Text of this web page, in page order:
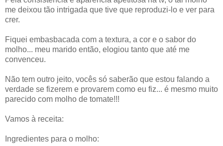
me deixou tão intrigada que tive que reproduzi-lo e ver para
crer.
Fiquei embasbacada com a textura, a cor e o sabor do
molho... meu marido então, elogiou tanto que até me
convenceu.
Não tem outro jeito, vocês só saberão que estou falando a
verdade se fizerem e provarem como eu fiz... é mesmo muito
parecido com molho de tomate!!!
Vamos à receita:
Ingredientes para o molho: